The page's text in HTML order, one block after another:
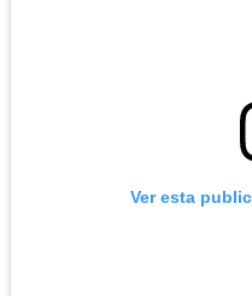
Ver esta